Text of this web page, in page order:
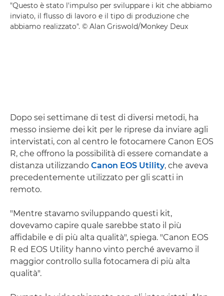
"Questo è stato l'impulso per sviluppare i kit che abbiamo
inviato, il flusso di lavoro e il tipo di produzione che
abbiamo realizzato". © Alan Griswold/Monkey Deux
Dopo sei settimane di test di diversi metodi, ha
messo insieme dei kit per le riprese da inviare agli
intervistati, con al centro le fotocamere Canon EOS
R, che offrono la possibilità di essere comandate a
distanza utilizzando Canon EOS Utility, che aveva
precedentemente utilizzato per gli scatti in
remoto.
"Mentre stavamo sviluppando questi kit,
dovevamo capire quale sarebbe stato il più
affidabile e di più alta qualità", spiega. "Canon EOS
R ed EOS Utility hanno vinto perché avevamo il
maggior controllo sulla fotocamera di più alta
qualità".